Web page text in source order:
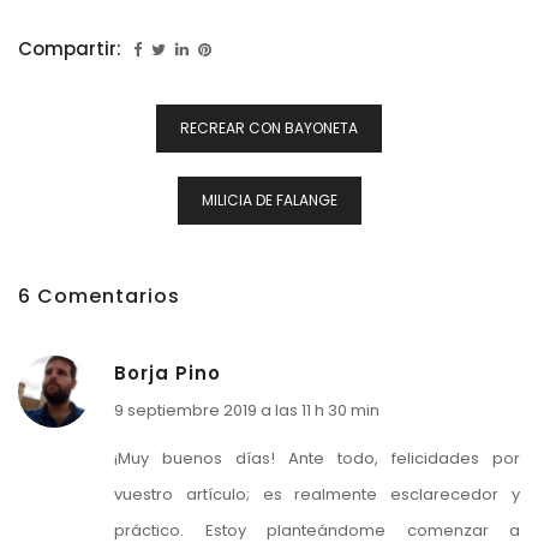
Compartir:
RECREAR CON BAYONETA
MILICIA DE FALANGE
6 Comentarios
Borja Pino
9 septiembre 2019 a las 11 h 30 min
¡Muy buenos días! Ante todo, felicidades por
vuestro artículo; es realmente esclarecedor y
práctico. Estoy planteándome comenzar a